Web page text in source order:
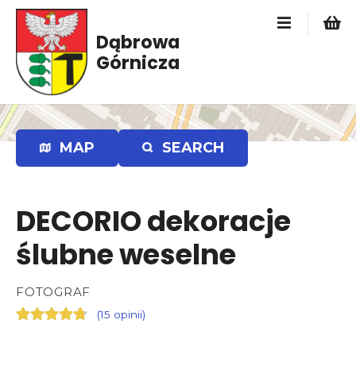
d
ź
d
Dąbrowa
Górnicza
MAP SEARCH
DECORIO dekoracje
ślubne weselne
FOTOGRAF
(15 opinii)